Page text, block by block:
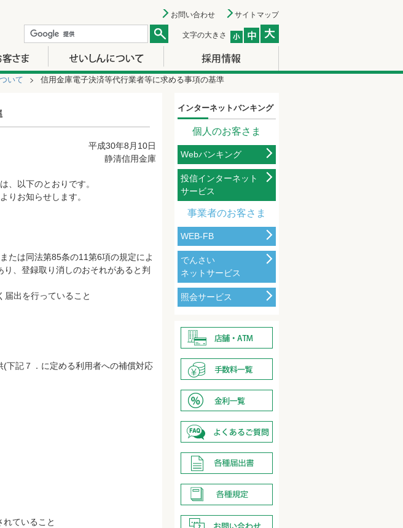
文字の大きさ
お問い合わせ サイトマップ
いて 信用金庫電子決済等代行業者等に求める事項の基準
平成30年8月10日
静清信用金庫
、以下のとおりです。
りお知らせします。
たは同法第85条の11第6項の規定によ
、登録取り消しのおそれがあると判
届出を行っていること
下記７．に定める利用者への補償対応
ていること
インターネットバンキング
個人のお客さま
Webバンキング
投信インターネット
サービス
事業者のお客さま
WEB-FB
でんさい
ネットサービス
照会サービス